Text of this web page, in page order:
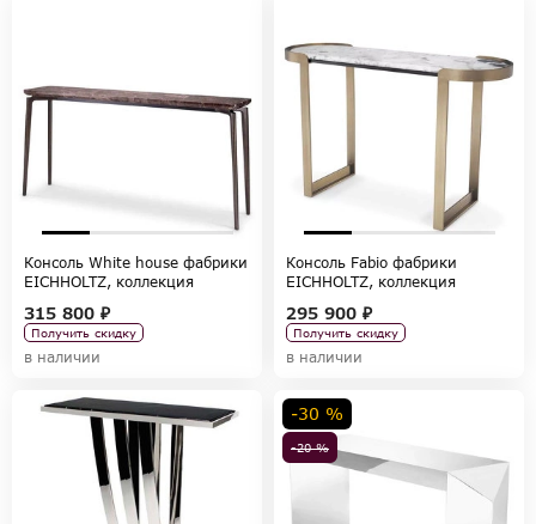
Консоль White house фабрики
EICHHOLTZ, коллекция
315 800 ₽
Получить скидку
в наличии
Консоль Fabio фабрики
EICHHOLTZ, коллекция
295 900 ₽
Получить скидку
в наличии
-20 %
-30 %